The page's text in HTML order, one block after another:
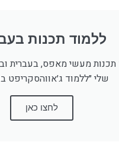
ללמוד תכנות
תכנות מעשי מאפס, בעברית
שלי ״ללמוד ג׳אווהסקריפט
לחצו כאן